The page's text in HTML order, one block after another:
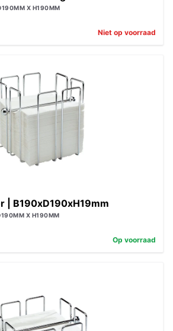
X H190MM
Niet op voorraad
| B190xD190xH19mm
X H190MM
Op voorraad